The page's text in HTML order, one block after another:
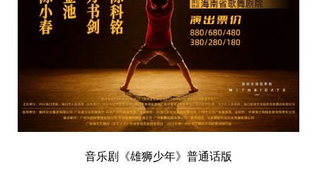
音乐剧《雄狮少年》普通话版